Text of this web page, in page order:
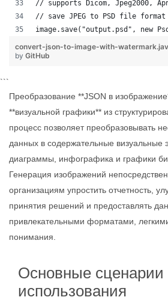
// supports Dicom, Jpeg2000,
// save JPEG to PSD file format
image.save("output.psd", new
convert-json-to-image-with-
by GitHub
```
Преобразование **JSON в
**визуальной графики** из
процесс позволяет преобразовывать
данных в содержательные визуальные
диаграммы, инфографика и графики
Генерация изображений
организациям упростить отчетность,
принятия решений и предоставлять
привлекательными форматами,
понимания.
Основные сценарии
использования